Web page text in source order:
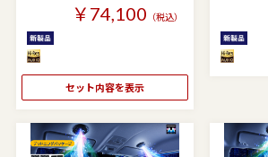
￥74,100 （税込）
セット内容を表示